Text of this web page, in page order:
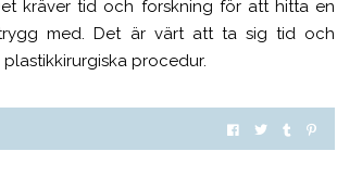
kräver tid och forskning för att hitta en
med. Det är värt att ta sig tid och
procedur.